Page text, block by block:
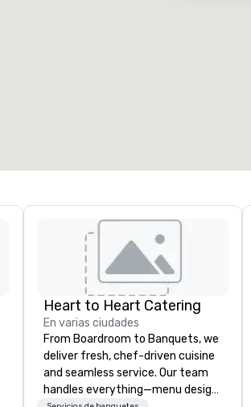
Heart to Heart Catering
En varias ciudades
From Boardroom to Banquets, we
deliver fresh, chef-driven cuisine
and seamless service. Our team
handles everything—menu design,